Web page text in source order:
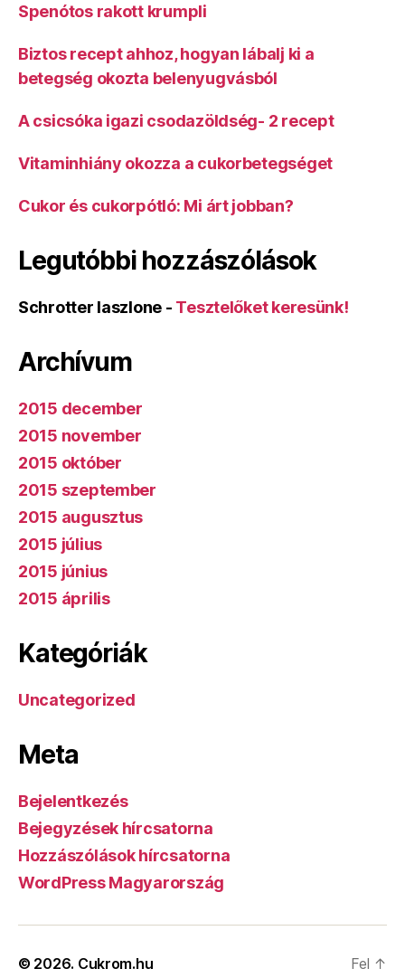
Spenótos rakott krumpli
Biztos recept ahhoz, hogyan lábalj ki a
betegség okozta belenyugvásból
A csicsóka igazi csodazöldség- 2 recept
Vitaminhiány okozza a cukorbetegséget
Cukor és cukorpótló: Mi árt jobban?
Legutóbbi hozzászólások
Schrotter laszlone - Tesztelőket keresünk!
Archívum
2015 december
2015 november
2015 október
2015 szeptember
2015 augusztus
2015 július
2015 június
2015 április
Kategóriák
Uncategorized
Meta
Bejelentkezés
Bejegyzések hírcsatorna
Hozzászólások hírcsatorna
WordPress Magyarország
© 2026. Cukrom.hu Fel ↑